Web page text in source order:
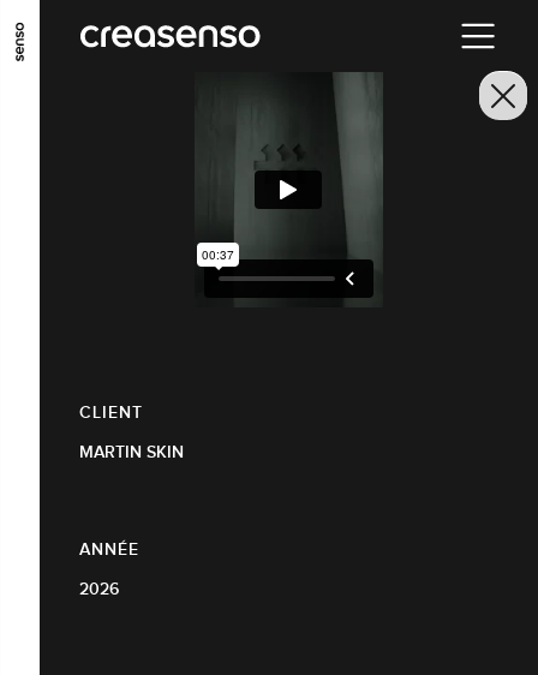
ALLER AU CONTENU PRINCIPAL
CLIENT
MARTIN SKIN
ANNÉE
2026